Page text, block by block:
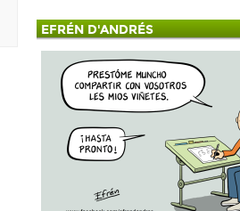
EFRÉN D'ANDRÉS